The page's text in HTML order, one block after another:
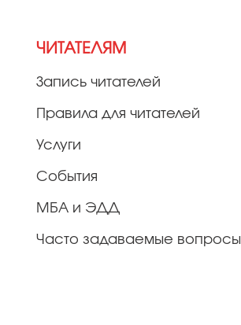
ЧИТАТЕЛЯМ
Запись читателей
Правила для читателей
Услуги
События
МБА и ЭДД
Часто задаваемые вопросы